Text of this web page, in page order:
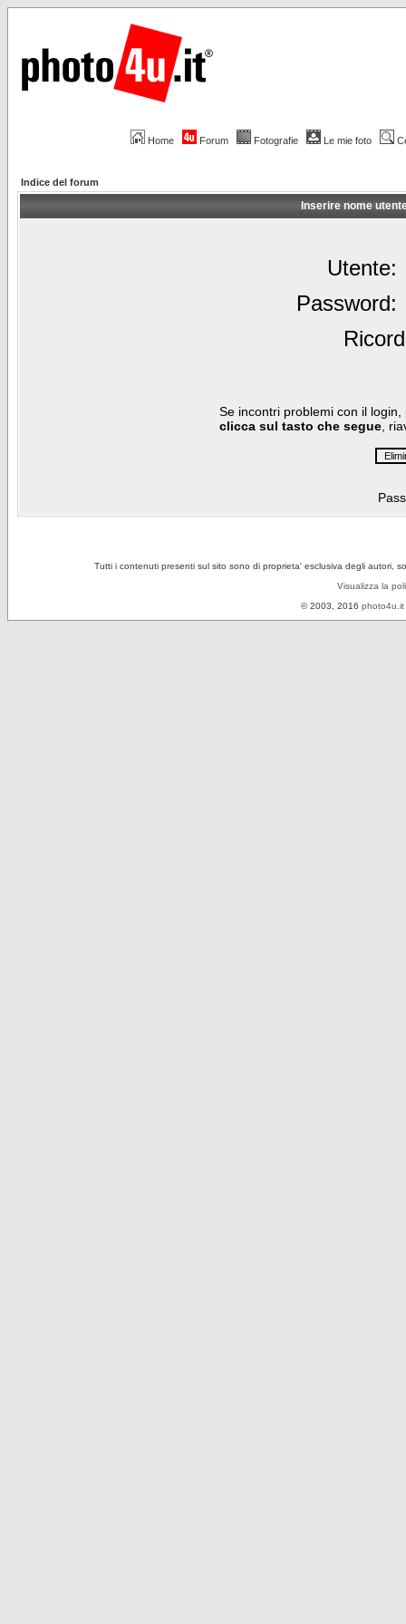
Home Forum Fotografie Le mie foto
Indice del forum
Inserire nome
Utente:
Password:
Se incontri problemi con il
clicca sul tasto che segue ,
Tutti i contenuti presenti sul sito sono di proprieta' esclusiva degli autori,
Visualizza la
© 2003, 2016 photo4u.it